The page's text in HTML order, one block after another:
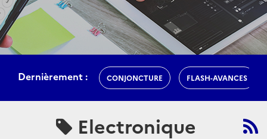
Dernièrement : CONJONCTURE FLASH-AVANCES
Electronique